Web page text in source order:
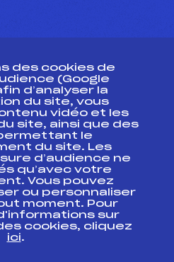
fédéral
Formation, Suivi
des cookies de
(Google
d’analyser la
du site, vous
vidéo et les
site, ainsi que des
le
du site. Les
d’audience ne
qu’avec votre
Vous pouvez
ou personnaliser
moment. Pour
sur
cookies, cliquez
ici.